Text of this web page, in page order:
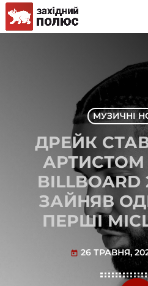
МУЗИЧНІ
ДРЕЙК
АРТИСТОМ
ЗАЙНЯВ
ПЕРШІ
today 26 ТРАВНЯ,